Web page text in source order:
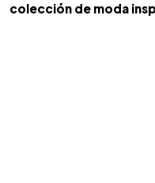
colección de moda